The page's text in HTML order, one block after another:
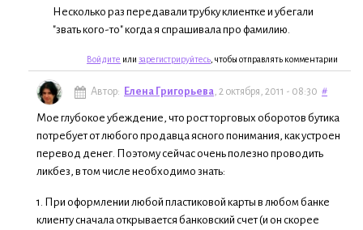
Несколько раз передавали трубку клиентке и убегали
"звать кого-то" когда я спрашивала про фамилию.
Войдите или зарегистрируйтесь , чтобы отправлять комментарии
Автор: Елена Григорьева, 2 октября, 2011 - 08:30 #
Мое глубокое убеждение, что рост торговых оборотов бутика
потребует от любого продавца ясного понимания, как устроен
перевод денег. Поэтому сейчас очень полезно проводить
ликбез, в том числе необходимо знать:
1. При оформлении любой пластиковой карты в любом банке
клиенту сначала открывается банковский счет (и он скорее